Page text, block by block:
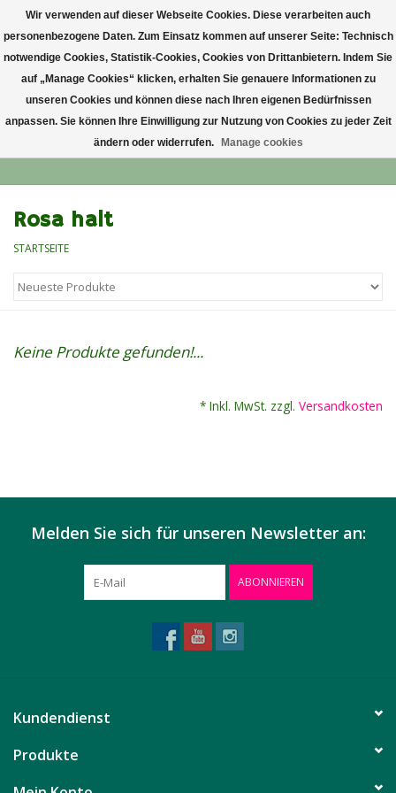
Startseite
Lieblingsblumen
Rosa halt
STARTSEITE
Keine Produkte gefunden!...
* Inkl. MwSt. zzgl. Versandkosten
Melden Sie sich für unseren Newsletter an:
ABONNIEREN
Kundendienst
Produkte
Wir verwenden auf dieser Webseite Cookies. Diese verarbeiten auch
personenbezogene Daten. Zum Einsatz kommen auf unserer Seite: Technisch
notwendige Cookies, Statistik-Cookies, Cookies von Drittanbietern. Indem Sie
auf „Manage Cookies“ klicken, erhalten Sie genauere Informationen zu
unseren Cookies und können diese nach Ihren eigenen Bedürfnissen
anpassen. Sie können Ihre Einwilligung zur Nutzung von Cookies zu jeder Zeit
ändern oder widerrufen.
Manage cookies